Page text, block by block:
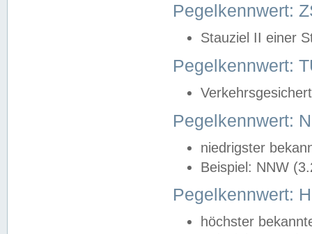
Pegelkennwert:
Stauziel II einer
Pegelkennwert:
Pegelkennwert:
niedrigster
Beispiel: NNW
Pegelkennwert:
höchster